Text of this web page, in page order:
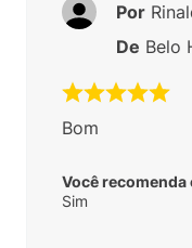
Bom
Você
Sim
Por
De Belo